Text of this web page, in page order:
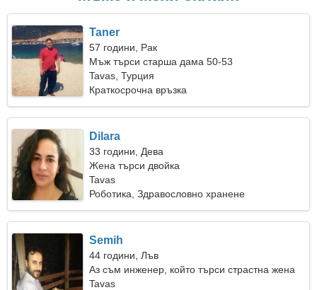
Taner
57 години, Рак
Мъж търси старша дама 50-53
Tavas, Турция
Краткосрочна връзка
Dilara
33 години, Дева
Жена търси двойка
Tavas
Роботика, Здравословно хранене
Semih
44 години, Лъв
Аз съм инженер, който търси страстна жена
Tavas